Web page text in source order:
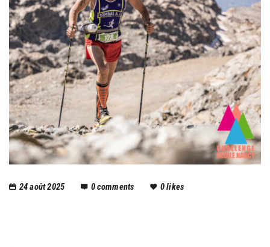
24 août 2025 0comments 0likes